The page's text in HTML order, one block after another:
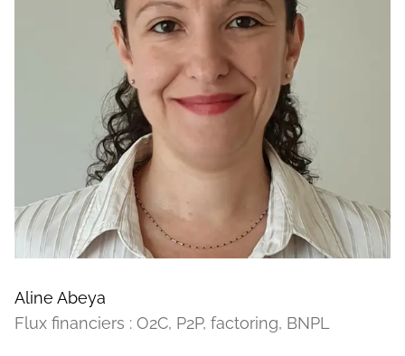
Aline Abeya
Flux financiers : O2C, P2P, factoring, BNPL